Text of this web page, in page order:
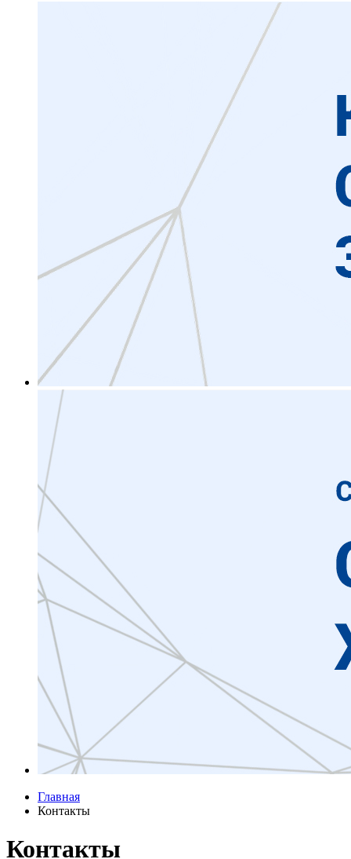
Главная
Контакты
Контакты